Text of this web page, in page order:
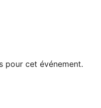
pour cet événement.